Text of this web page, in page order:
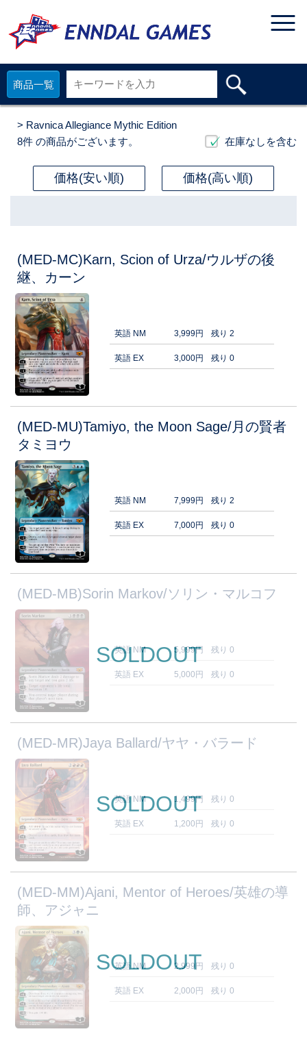
商品一覧
> Ravnica Allegiance Mythic Edition
8件 の商品がございます。 在庫なしを含む
価格(安い順) 価格(高い順)
(MED-MC)Karn, Scion of Urza/ウルザの後
継、カーン
英語 NM 3,999円 残り 2
英語 EX 3,000円 残り 0
(MED-MU)Tamiyo, the Moon Sage/月の賢者
タミヨウ
英語 NM 7,999円 残り 2
英語 EX 7,000円 残り 0
(MED-MB)Sorin Markov/ソリン・マルコフ
英語 NM 5,999円 残り 0
英語 EX 5,000円 残り 0
SOLDOUT
(MED-MR)Jaya Ballard/ヤヤ・バラード
英語 NM 1,499円 残り 0
英語 EX 1,200円 残り 0
SOLDOUT
(MED-MM)Ajani, Mentor of Heroes/英雄の導
師、アジャニ
英語 NM 2,999円 残り 0
英語 EX 2,000円 残り 0
SOLDOUT